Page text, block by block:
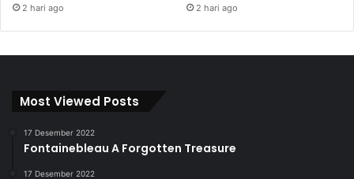
2 hari ago 2 hari ago
Most Viewed Posts
17 Desember 2022
Fontainebleau A Forgotten Treasure
17 Desember 2022